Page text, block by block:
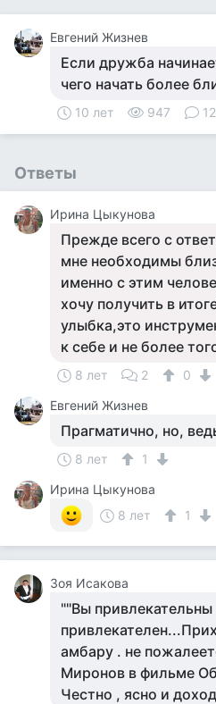
Евгений Жизнев
Если дружба
чего начать более
10 лет 947
Ответы
Ирина Цыкунова
Прежде всего с
мне необходимы
именно с этим
хочу получить в
улыбка,это
к себе и не более
8 лет 2
0
Евгений Жизнев
Прагматично, но,
8 лет
1
Ирина Цыкунова
8 лет
1
Зоя Исакова
""Вы привлекательны
амбару . не
Миронов в фильме
Честно , ясно и